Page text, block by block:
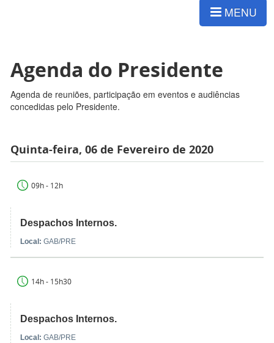
MENU
Agenda do Presidente
Agenda de reuniões, participação em eventos e audiências
concedidas pelo Presidente.
Quinta-feira, 06 de Fevereiro de 2020
09h - 12h
Despachos Internos.
Local: GAB/PRE
14h - 15h30
Despachos Internos.
Local: GAB/PRE